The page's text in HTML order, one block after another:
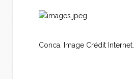
Conca. Image Crédit Internet.